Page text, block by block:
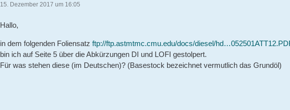
15. Dezember 2017 um 16:05
Hallo,
in dem folgenden Foliensatz ftp://ftp.astmtmc.cmu.edu/docs/diesel/
bin ich auf Seite 5 über die Abkürzungen DI und LOFI gestolpert.
Für was stehen diese (im Deutschen)? (Basestock bezeichnet vermutlich das Grundöl)